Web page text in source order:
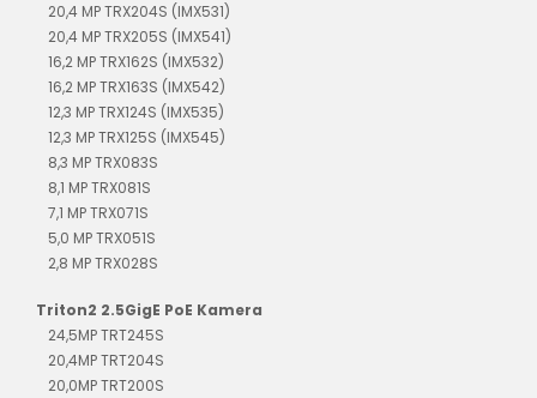
20,4 MP TRX204S (IMX531)
20,4 MP TRX205S (IMX541)
16,2 MP TRX162S (IMX532)
16,2 MP TRX163S (IMX542)
12,3 MP TRX124S (IMX535)
12,3 MP TRX125S (IMX545)
8,3 MP TRX083S
8,1 MP TRX081S
7,1 MP TRX071S
5,0 MP TRX051S
2,8 MP TRX028S
Triton2 2.5GigE PoE Kamera
24,5MP TRT245S
20,4MP TRT204S
20,0MP TRT200S